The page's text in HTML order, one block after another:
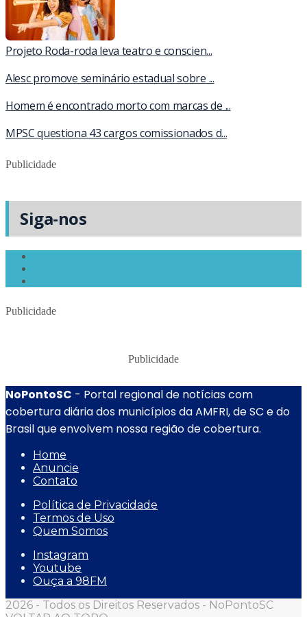
Projeto Roda-roda leva teatro e conscien...
Alesc promove seminário estadual sobre ...
Homem é encontrado morto com marcas de ...
MPSC questiona 43 cargos comissionados d...
Publicidade
Siga-nos
Publicidade
Publicidade
NoPontoSC - Portal regional de notícias com
cobertura diária dos municípios da AMFRI, de SC e do
Brasil que envolvem nossa região de cobertura.
Home
Anuncie
Contato
Política de Privacidade
Termos de Uso
Quem Somos
Instagram
Youtube
Ouça a 98FM
2026 - Todos os Direitos Reservados - NoPontoSC